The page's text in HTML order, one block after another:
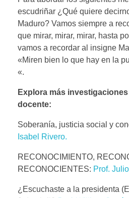
escudriñar ¿Qué quiere
Maduro? Vamos siempre a
que mirar, mirar, mirar, hasta
vamos a recordar al insigne
«Miren bien lo que hay en la
«.
Explora más
docente:
Soberanía, justicia social y
Isabel Rivero.
RECONOCIMIENTO,
RECONOCIENTES: Prof.
¿Escuchaste a la presidenta